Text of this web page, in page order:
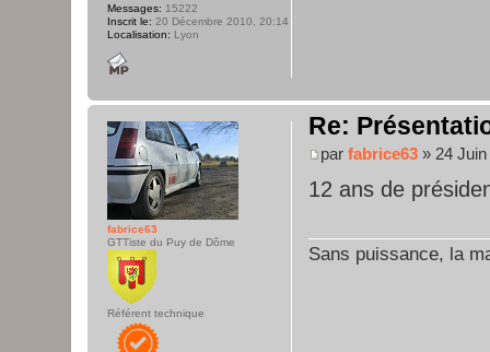
Messages: 15222
Inscrit le: 20 Décembre 2010, 20:14
Localisation: Lyon
Re:
par fabrice63 » 24
12 ans de
Sans puissance, la
fabrice63
GTTiste du Puy de Dôme
Référent technique